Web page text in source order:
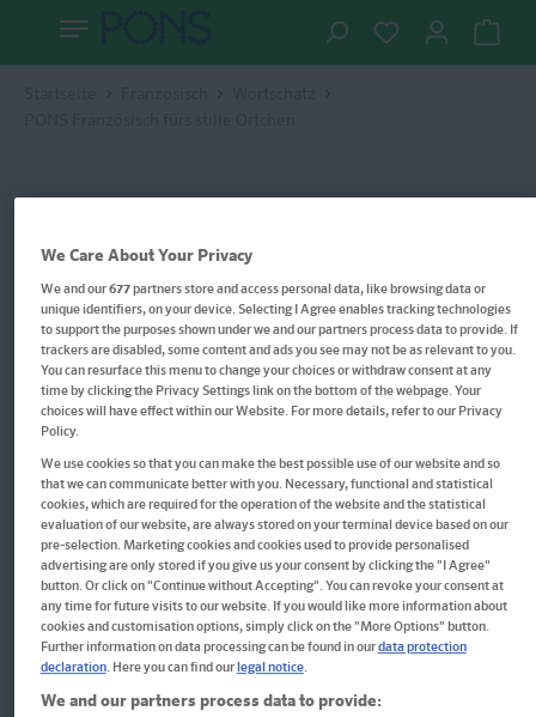
Im Buch blättern
PONS Französisch fürs stille
Örtchen
Zum Lesen, Schmunzeln & Lernen
We Care About Your Privacy
We and our677partners store and access personal data, like browsing data or
unique identifiers, on your device. Selecting I Agree enables tracking technologies
to support the purposes shown under we and our partners process data to provide. If
trackers are disabled, some content and ads you see may not be as relevant to you.
You can resurface this menu to change your choices or withdraw consent at any
time by clicking the Privacy Settings link on the bottom of the webpage. Your
choices will have effect within our Website. For more details, refer to our Privacy
Policy.
We use cookies so that you can make the best possible use of our website and so
that we can communicate better with you. Necessary, functional and statistical
cookies, which are required for the operation of the website and the statistical
evaluation of our website, are always stored on your terminal device based on our
pre-selection. Marketing cookies and cookies used to provide personalised
advertising are only stored if you give us your consent by clicking the "I Agree"
button. Or click on "Continue without Accepting". You can revoke your consent at
any time for future visits to our website. If you would like more information about
cookies and customisation options, simply click on the "More Options" button.
Further information on data processing can be found in ourdata protection
declaration. Here you can find our legal notice.
We and our partners process data to provide: